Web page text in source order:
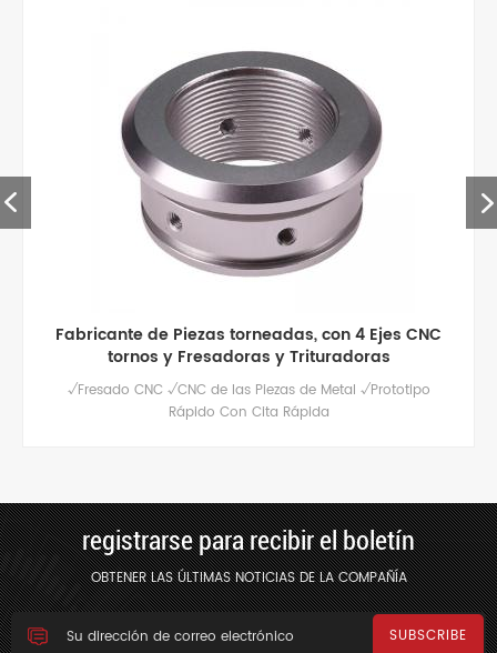
Ejes CNC
√Prototipo
piezas de aluminio de mecanizado
calidad personalizadas
Servicio de fresado cnc de alta calidad para
aluminio personalizadas, pulido /
registrarse para recibir el boletín
OBTENER LAS ÚLTIMAS NOTICIAS DE LA COMPAÑÍA